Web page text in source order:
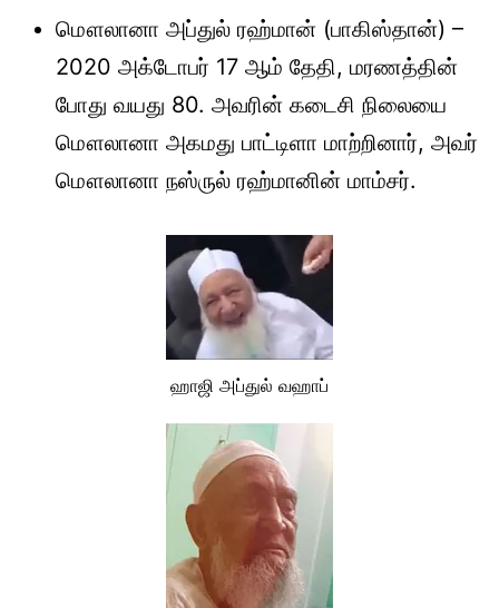
மௌலானா அப்துல் ரஹ்மான் (பாகிஸ்தான்) –
2020 அக்டோபர் 17 ஆம் தேதி, மரணத்தின்
போது வயது 80. அவரின் கடைசி நிலையை
மௌலானா அகமது பாட்டிளா மாற்றினார், அவர்
மௌலானா நஸ்ருல் ரஹ்மானின் மாம்சர்.
ஹாஜி அப்துல் வஹாப்